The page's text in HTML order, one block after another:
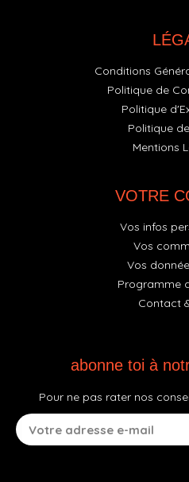
Conditions
Politique de
Politique
Politique
Mentions
VOTRE
Vos infos
Vos
Vos
Programme
Contact
abonne toi à
Pour ne pas rater nos